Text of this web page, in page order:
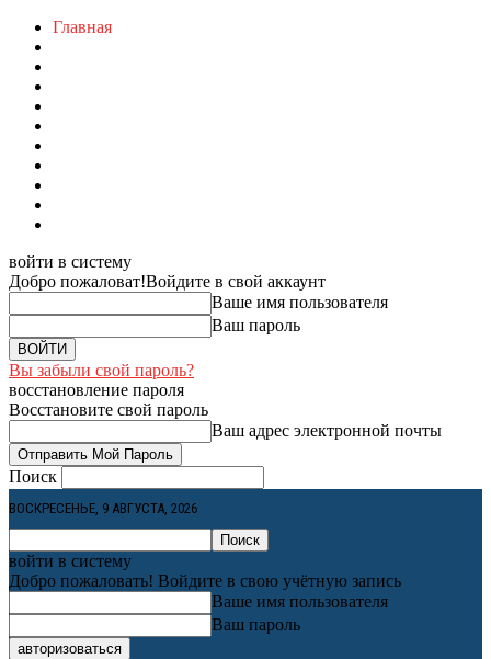
Главная
войти в систему
Добро пожаловат!Войдите в свой аккаунт
Ваше имя пользователя
Ваш пароль
Вы забыли свой пароль?
восстановление пароля
Восстановите свой пароль
Ваш адрес электронной почты
Поиск
ВОСКРЕСЕНЬЕ, 9 АВГУСТА, 2026
войти в систему
Добро пожаловать! Войдите в свою учётную запись
Ваше имя пользователя
Ваш пароль